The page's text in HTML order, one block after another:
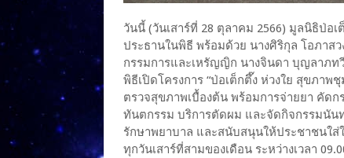
วันนี้ (วันเสาร์ที่ 28 ตุลาคม 2566) มูลนิธิป่อ
ประธานในพิธี พร้อมด้วย นางศิริกุล โอภาส
กรรมการและเหรัญญิก นางจินดา บุญลาภท
พิธีเปิดโครงการ “ป่อเต็กตึ๊ง ห่วงใย สุขภา
ตรวจสุขภาพเบื้องต้น พร้อมการจ่ายยา คัด
ทันตกรรม บริการตัดผม และจัดกิจกรรมนันท
รักษาพยาบาล และสนับสนุนให้ประชาชนใ
ทุกวันเสาร์ที่สามของเดือน ระหว่างเวลา